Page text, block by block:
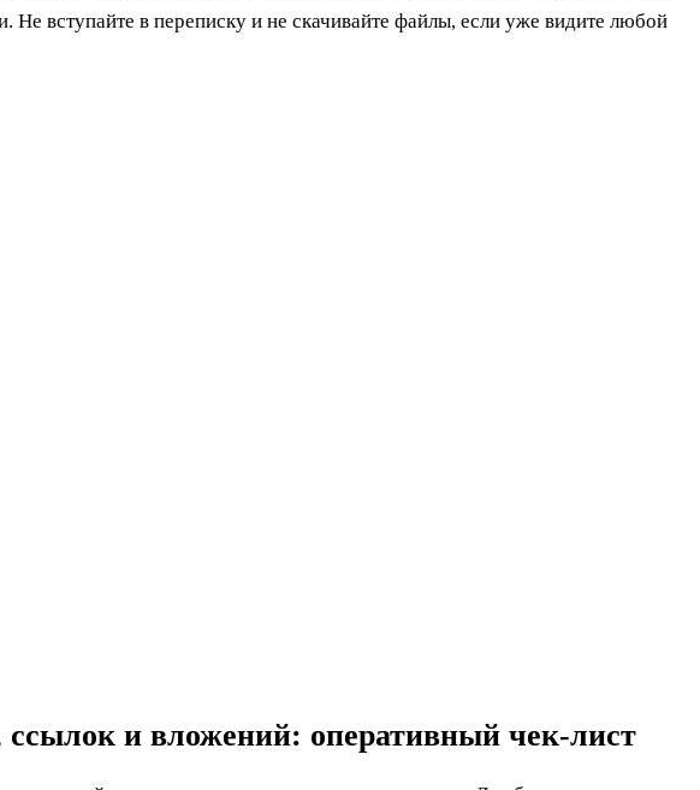
Не вступайте в переписку и не скачивайте файлы, если уже видите любой
ссылок и вложений: оперативный чек-лист